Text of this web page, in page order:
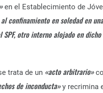
en el Establecimiento de
confinamiento en soledad en
SPF, otro interno alojado en
trata de un «acto arbitrario»
de inconducta»y recrimina